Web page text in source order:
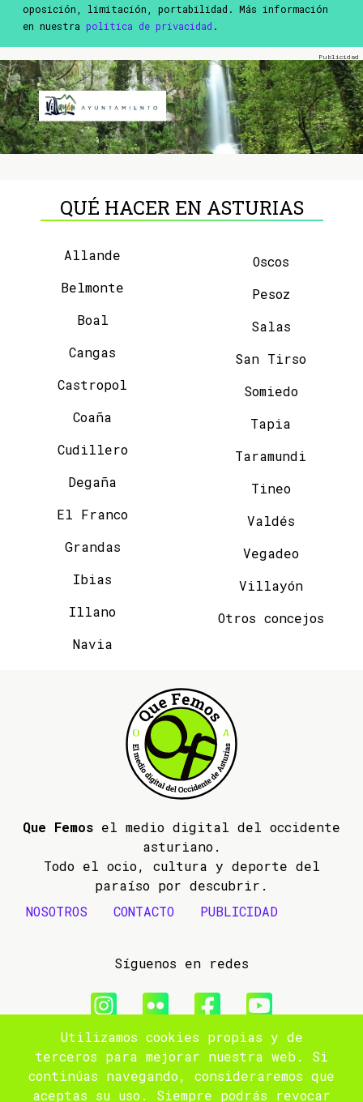
oposición, limitación, portabilidad. Más información
en nuestra política de privacidad .
QUÉ HACER EN ASTURIAS
Allande
Belmonte
Boal
Cangas
Castropol
Coaña
Cudillero
Degaña
El Franco
Grandas
Ibias
Illano
Navia
Oscos
Pesoz
Salas
San Tirso
Somiedo
Tapia
Taramundi
Tineo
Valdés
Vegadeo
Villayón
Otros concejos
Que Femos el medio digital del occidente
asturiano.
Todo el ocio, cultura y deporte del
paraíso por descubrir.
NOSOTROS
CONTACTO PUBLICIDAD
Síguenos en redes
© 2009- 2026 Que Femos
Aviso legal
Utilizamos cookies propias y de
terceros para mejorar nuestra web. Si
continúas navegando, consideraremos que
aceptas su uso. Siempre podrás revocar